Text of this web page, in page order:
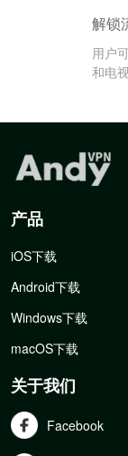
解锁
用户
和电
产品
iOS下载
Android下载
Windows下载
macOS下载
关于我们
Facebook